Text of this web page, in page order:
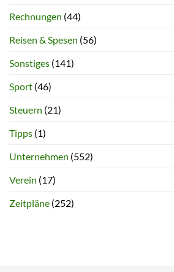
Rechnungen (44)
Reisen & Spesen (56)
Sonstiges (141)
Sport (46)
Steuern (21)
Tipps (1)
Unternehmen (552)
Verein (17)
Zeitpläne (252)